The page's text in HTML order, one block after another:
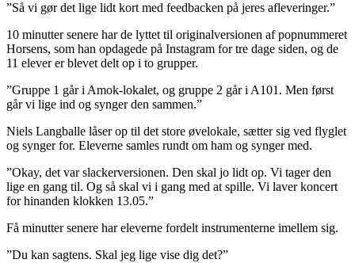
”Så vi gør det lige lidt kort med feedbacken på jeres afleveringer.”
10 minutter senere har de lyttet til originalversionen af popnummeret
Horsens, som han opdagede på Instagram for tre dage siden, og de
11 elever er blevet delt op i to grupper.
”Gruppe 1 går i Amok-lokalet, og gruppe 2 går i A101. Men først
går vi lige ind og synger den sammen.”
Niels Langballe låser op til det store øvelokale, sætter sig ved flyglet
og synger for. Eleverne samles rundt om ham og synger med.
”Okay, det var slackerversionen. Den skal jo lidt op. Vi tager den
lige en gang til. Og så skal vi i gang med at spille. Vi laver koncert
for hinanden klokken 13.05.”
Få minutter senere har eleverne fordelt instrumenterne imellem sig.
”Du kan sagtens. Skal jeg lige vise dig det?”